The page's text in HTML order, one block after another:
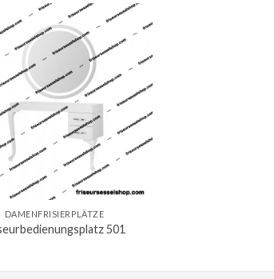
DAMENFRISIERPLÄTZE
501